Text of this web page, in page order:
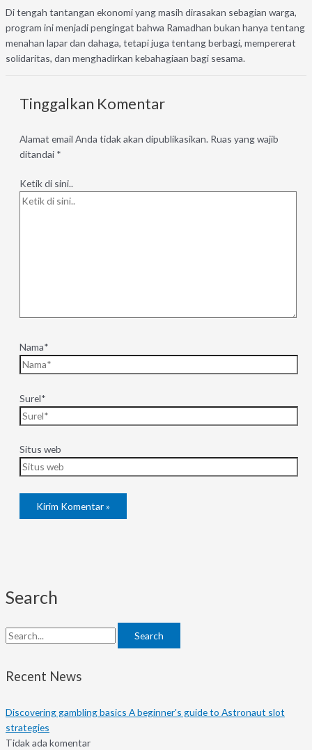
Di tengah tantangan ekonomi yang masih dirasakan sebagian warga,
program ini menjadi pengingat bahwa Ramadhan bukan hanya tentang
menahan lapar dan dahaga, tetapi juga tentang berbagi, mempererat
solidaritas, dan menghadirkan kebahagiaan bagi sesama.
Tinggalkan Komentar
Alamat email Anda tidak akan dipublikasikan. Ruas yang wajib
ditandai *
Ketik di sini..
Nama*
Surel*
Situs web
Search
Search
Recent News
Discovering gambling basics A beginner's guide to Astronaut slot
strategies
Tidak ada komentar